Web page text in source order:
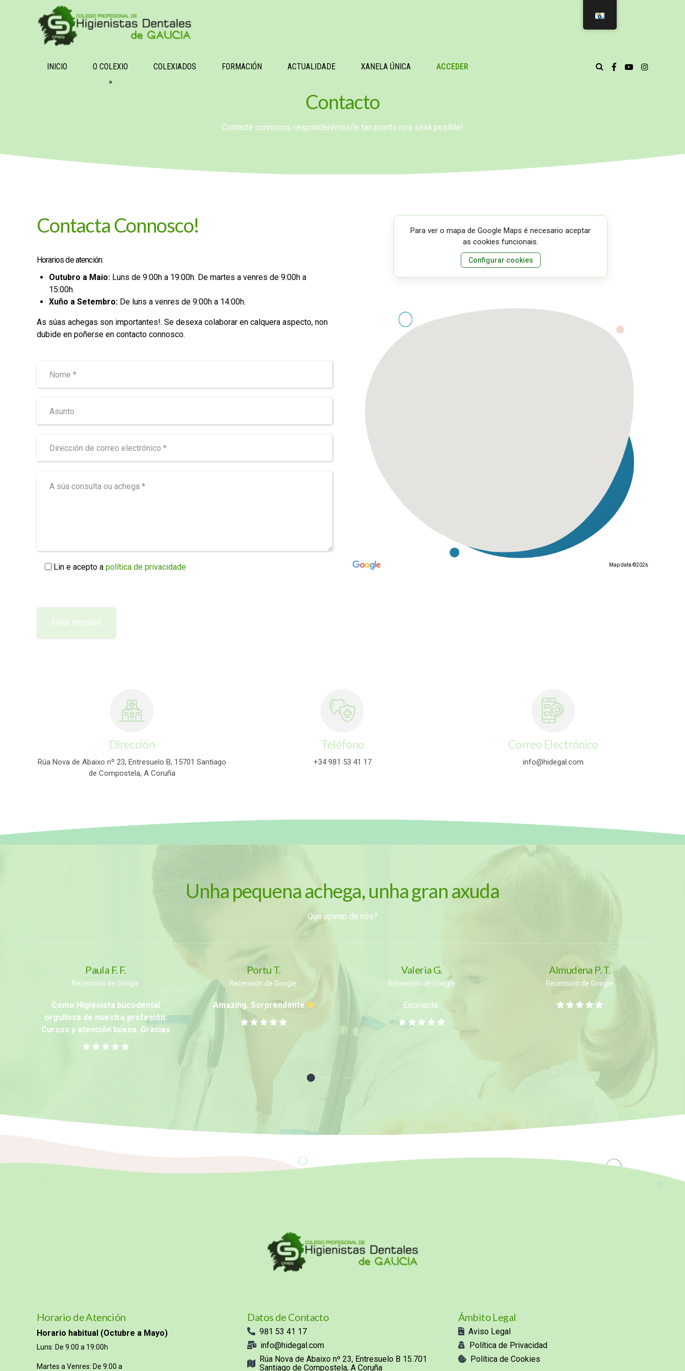
INICIO O COLEXIO COLEXIADOS FORMACIÓN ACTUALIDADE XANELA ÚNICA ACCEDER
Contacto
Contacte connosco, responderémoslle tan pronto nos sexa posible!
Contacta Connosco!
Horarios de atención:
Outubro a Maio: Luns de 9:00h a 19:00h. De martes a venres de 9:00h a
15:00h.
Xuño a Setembro: De luns a venres de 9:00h a 14:00h.
As súas achegas son importantes!. Se desexa colaborar en calquera aspecto, non
dubide en poñerse en contacto connosco.
Lin e acepto a política de privacidade
Para ver o mapa de Google Maps é necesario aceptar
as cookies funcionais.
Configurar cookies
Map data ©2026
Dirección
Rúa Nova de Abaixo nº 23, Entresuelo B, 15701 Santiago
de Compostela, A Coruña
Teléfono
+34 981 53 41 17
Correo Electrónico
info@hidegal.com
Unha pequena achega, unha gran axuda
Que opinan de nós?
Paula F. F.
Recensión de Google
Como Higienista bucodental
orgullosa de nuestra profesión.
Cursos y atención buena. Gracias
Portu T.
Recensión de Google.
Amazing. Sorprendente
Valeria G.
Recensión de Google
Excelente.
Almudena P. T.
Recensión de Google
Horario de Atención
Horario habitual (Octubre a Mayo)
Luns: De 9:00 a 19:00h
Martes a Venres: De 9:00 a
Datos de Contacto
981 53 41 17
info@hidegal.com
Rúa Nova de Abaixo nº 23, Entresuelo B 15.701
Santiago de Compostela, A Coruña
Ámbito Legal
Aviso Legal
Política de Privacidad
Política de Cookies